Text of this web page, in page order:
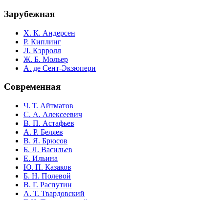
Зарубежная
Х. К. Андерсен
Р. Киплинг
Л. Кэрролл
Ж. Б. Мольер
А. де Сент-Экзюпери
Современная
Ч. Т. Айтматов
С. А. Алексеевич
В. П. Астафьев
А. Р. Беляев
В. Я. Брюсов
Б. Л. Васильев
Е. Ильина
Ю. П. Казаков
Б. Н. Полевой
В. Г. Распутин
А. Т. Твардовский